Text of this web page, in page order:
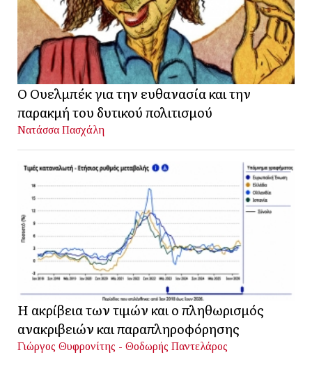
Ο Ουελμπέκ για την ευθανασία και την
παρακμή του δυτικού πολιτισμού
Νατάσσα Πασχάλη
Η ακρίβεια των τιμών και ο πληθωρισμός
ανακριβειών και παραπληροφόρησης
Γιώργος Θυφρονίτης - Θοδωρής Παντελάρος